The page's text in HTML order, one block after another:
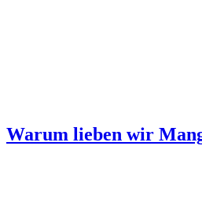
Warum lieben wir